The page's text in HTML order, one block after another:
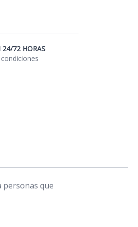
24/72 HORAS
personas que